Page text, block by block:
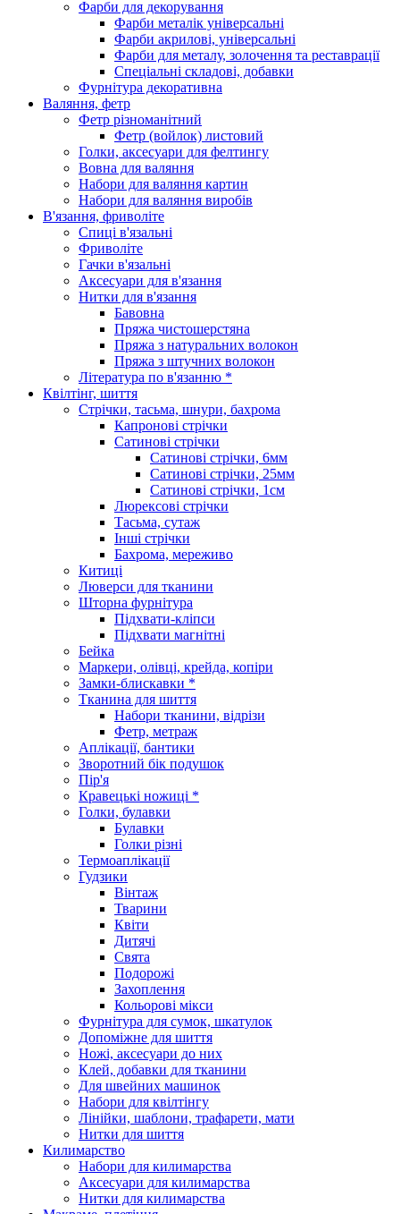
Фарби для декорування
Фарби металік універсальні
Фарби акрилові, універсальні
Фарби для металу, золочення та реставрації
Спеціальні складові, добавки
Фурнітура декоративна
Валяння, фетр
Фетр різноманітний
Фетр (войлок) листовий
Голки, аксесуари для фелтингу
Вовна для валяння
Набори для валяння картин
Набори для валяння виробів
В'язання, фриволіте
Спиці в'язальні
Фриволіте
Гачки в'язальні
Аксесуари для в'язання
Нитки для в'язання
Бавовна
Пряжа чистошерстяна
Пряжа з натуральних волокон
Пряжа з штучних волокон
Література по в'язанню *
Квілтінг, шиття
Стрічки, тасьма, шнури, бахрома
Капронові стрічки
Сатинові стрічки
Сатинові стрічки, 6мм
Сатинові стрічки, 25мм
Сатинові стрічки, 1см
Люрексові стрічки
Тасьма, сутаж
Інші стрічки
Бахрома, мереживо
Китиці
Люверси для тканини
Шторна фурнітура
Підхвати-кліпси
Підхвати магнітні
Бейка
Маркери, олівці, крейда, копіри
Замки-блискавки *
Тканина для шиття
Набори тканини, відрізи
Фетр, метраж
Аплікації, бантики
Зворотний бік подушок
Пір'я
Кравецькі ножиці *
Голки, булавки
Булавки
Голки різні
Термоаплікації
Гудзики
Вінтаж
Тварини
Квіти
Дитячі
Свята
Подорожі
Захоплення
Кольорові мікси
Фурнітура для сумок, шкатулок
Допоміжне для шиття
Ножі, аксесуари до них
Клей, добавки для тканини
Для швейних машинок
Набори для квілтінгу
Лінійки, шаблони, трафарети, мати
Нитки для шиття
Килимарство
Набори для килимарства
Аксесуари для килимарства
Нитки для килимарства